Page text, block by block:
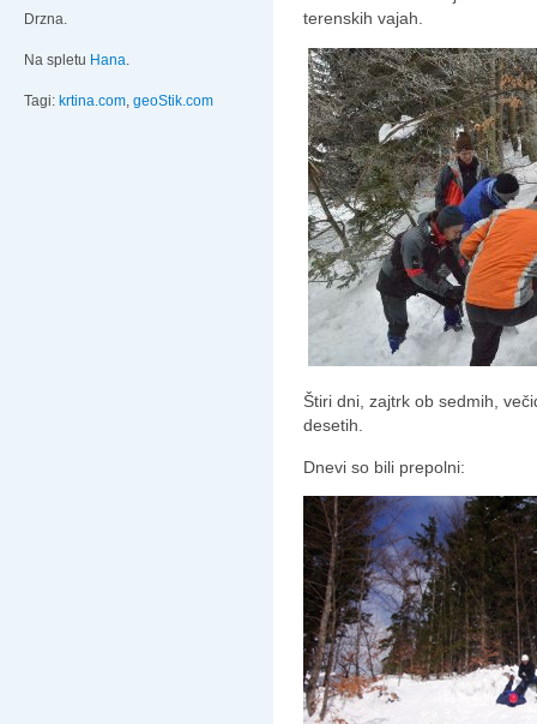
Drzna.
Na spletu Hana.
Tagi: krtina.com, geoStik.com
terenskih vajah.
Štiri dni, zajtrk ob sedmih,
desetih.
Dnevi so bili prepolni: